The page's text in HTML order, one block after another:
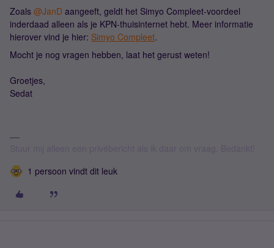
Zoals ​ @JanD aangeeft, geldt het Simyo Compleet-voordeel
inderdaad alleen als je KPN-thuisinternet hebt. Meer informatie
hierover vind je hier: Simyo Compleet.
Mocht je nog vragen hebben, laat het gerust weten!
Groetjes,
Sedat
1 persoon vindt dit leuk